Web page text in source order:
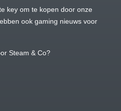
key om te kopen door onze
ook gaming nieuws voor
Steam & Co?